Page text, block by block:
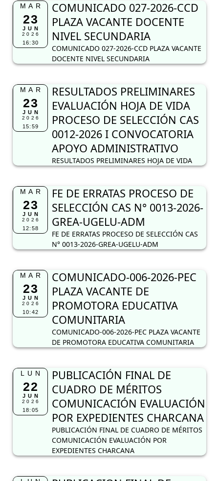
MAR
23
JUN
2026
16:30
COMUNICADO 027-2026-CCD
PLAZA VACANTE DOCENTE
NIVEL SECUNDARIA
COMUNICADO 027-2026-CCD PLAZA VACANTE
DOCENTE NIVEL SECUNDARIA
MAR
23
JUN
2026
15:59
RESULTADOS PRELIMINARES
EVALUACIÓN HOJA DE VIDA
PROCESO DE SELECCIÓN CAS
0012-2026 I CONVOCATORIA
APOYO ADMINISTRATIVO
RESULTADOS PRELIMINARES HOJA DE VIDA
MAR
23
JUN
2026
12:58
FE DE ERRATAS PROCESO DE
SELECCIÓN CAS N° 0013-2026-
GREA-UGELU-ADM
FE DE ERRATAS PROCESO DE SELECCIÓN CAS
N° 0013-2026-GREA-UGELU-ADM
MAR
23
JUN
2026
10:42
COMUNICADO-006-2026-PEC
PLAZA VACANTE DE
PROMOTORA EDUCATIVA
COMUNITARIA
COMUNICADO-006-2026-PEC PLAZA VACANTE
DE PROMOTORA EDUCATIVA COMUNITARIA
LUN
22
JUN
2026
18:05
PUBLICACIÓN FINAL DE
CUADRO DE MÉRITOS
COMUNICACIÓN EVALUACIÓN
POR EXPEDIENTES CHARCANA
PUBLICACIÓN FINAL DE CUADRO DE MÉRITOS
COMUNICACIÓN EVALUACIÓN POR
EXPEDIENTES CHARCANA